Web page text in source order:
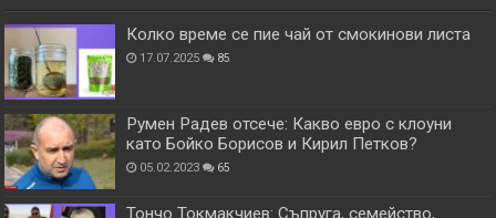
Колко време се пие чай от смокинови листа
17.07.2025 85
Румен Радев отсече: Какво евро с клоуни
като Бойко Борисов и Кирил Петков?
05.02.2023 65
Тончо Токмакчиев: Съпруга, семейство,